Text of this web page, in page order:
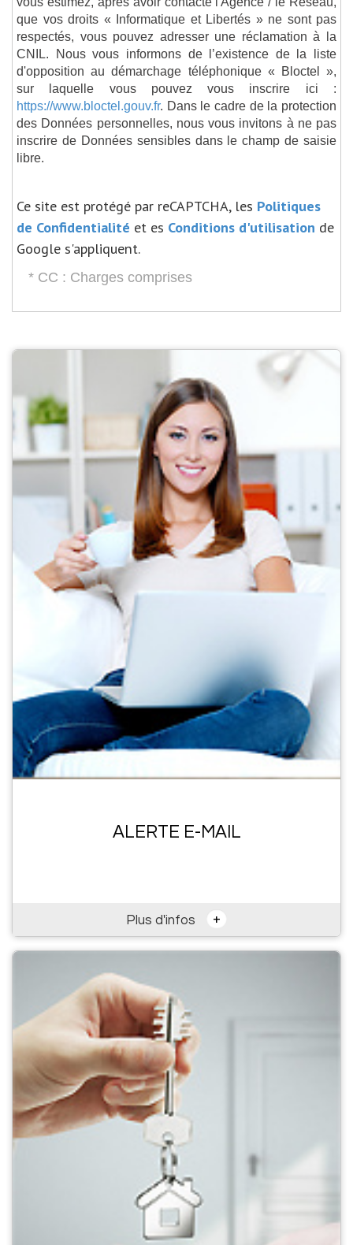
que vos droits « Informatique et Libertés » ne sont pas
respectés, vous pouvez adresser une réclamation à la
CNIL. Nous vous informons de l’existence de la liste
d'opposition au démarchage téléphonique « Bloctel »,
sur laquelle vous pouvez vous inscrire ici :
https://www.bloctel.gouv.fr. Dans le cadre de la protection
des Données personnelles, nous vous invitons à ne pas
inscrire de Données sensibles dans le champ de saisie
libre.
Ce site est protégé par reCAPTCHA, les Politiques
de Confidentialité et es Conditions d'utilisation de
Google s'appliquent.
* CC : Charges comprises
ALERTE E-MAIL
Plus d'infos +